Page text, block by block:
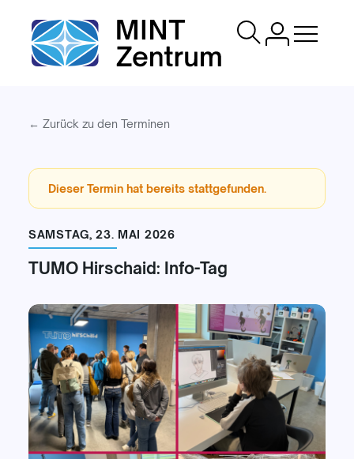
Menü
öffnen/
← Zurück zu den Terminen
Dieser Termin hat bereits stattgefunden.
SAMSTAG, 23. MAI 2026
TUMO Hirschaid: Info-Tag